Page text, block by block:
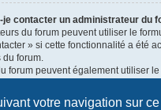
votre navigation sur
je contacter un administrateur du
du forum peuvent utiliser le
» si cette fonctionnalité a été
du forum.
forum peuvent également utiliser le